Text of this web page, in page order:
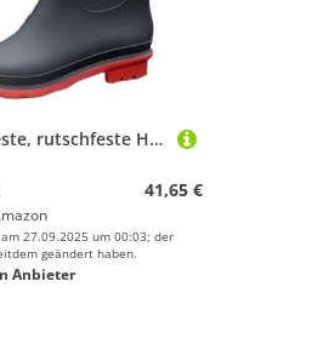
Verschleißfeste, rutschfeste Herrenschuhe aus PVC ohne Schnürung, wasserdichte Regenstiefel Kunststoff for Herren und Teenager, Gummistiefel mit niedrigem Absatz Für Industrie Handwerk(42)
41,65 €
27.09.2025 um 00:03; der
geändert haben.
Anbieter